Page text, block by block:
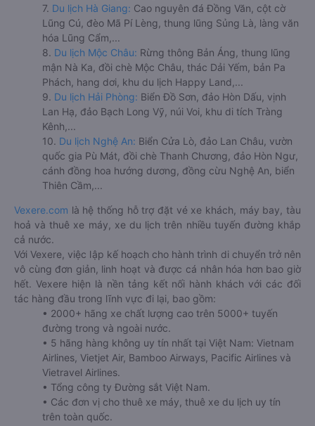
7. Du lịch Hà Giang: Cao nguyên đá Đồng Văn, cột cờ
Lũng Cú, đèo Mã Pí Lèng, thung lũng Sủng Là, làng văn
hóa Lũng Cẩm,...
8. Du lịch Mộc Châu: Rừng thông Bản Áng, thung lũng
mận Nà Ka, đồi chè Mộc Châu, thác Dải Yếm, bản Pa
Phách, hang dơi, khu du lịch Happy Land,...
9. Du lịch Hải Phòng: Biển Đồ Sơn, đảo Hòn Dấu, vịnh
Lan Hạ, đảo Bạch Long Vỹ, núi Voi, khu di tích Tràng
Kênh,...
10. Du lịch Nghệ An: Biển Cửa Lò, đảo Lan Châu, vườn
quốc gia Pù Mát, đồi chè Thanh Chương, đảo Hòn Ngư,
cánh đồng hoa hướng dương, đồng cừu Nghệ An, biển
Thiên Cầm,...
Vexere.com là hệ thống hỗ trợ đặt vé xe khách, máy bay, tàu
hoả và thuê xe máy, xe du lịch trên nhiều tuyến đường khắp
cả nước.
Với Vexere, việc lập kế hoạch cho hành trình di chuyển trở nên
vô cùng đơn giản, linh hoạt và được cá nhân hóa hơn bao giờ
hết. Vexere hiện là nền tảng kết nối hành khách với các đối
tác hàng đầu trong lĩnh vực đi lại, bao gồm:
• 2000+ hãng xe chất lượng cao trên 5000+ tuyến
đường trong và ngoài nước.
• 5 hãng hàng không uy tín nhất tại Việt Nam: Vietnam
Airlines, Vietjet Air, Bamboo Airways, Pacific Airlines và
Vietravel Airlines.
• Tổng công ty Đường sắt Việt Nam.
• Các đơn vị cho thuê xe máy, thuê xe du lịch uy tín
trên toàn quốc.